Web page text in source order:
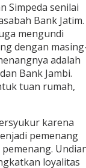
Simpeda senilai
Bank Jatim.
mengundi
dengan
adalah
Bank Jambi.
tuan rumah,
karena
pemenang
loyalitas